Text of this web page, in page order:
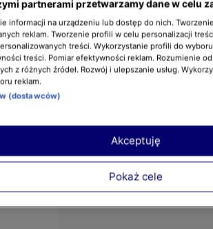
pojawiać się w niedziele o
partnerami przetwarzamy dane w celu
informacji na urządzeniu lub dostęp do nich.
reklam. Tworzenie profili w celu personalizacji
treści. Wykorzystanie profili do
treści. Pomiar efektywności reklam. Rozumienie
z różnych źródeł. Rozwój i ulepszanie usług.
reklam.
(dostawców)
Pokaż cele
Akceptuję